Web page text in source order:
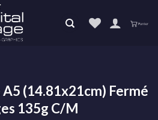
(14.81x21cm) Fermé
135g C/M